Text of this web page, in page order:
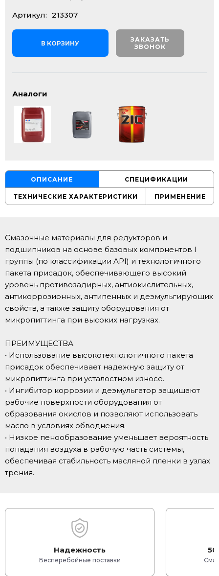
Артикул: 213307
В КОРЗИНУ
ЗАКАЗАТЬ
ЗВОНОК
Аналоги
ОПИСАНИЕ СПЕЦИФИКАЦИИ
ТЕХНИЧЕСКИЕ ХАРАКТЕРИСТИКИ ПРИМЕНЕНИЕ
Смазочные материалы для редукторов и
подшипников на основе базовых компонентов I
группы (по классификации API) и технологичного
пакета присадок, обеспечивающего высокий
уровень противозадирных, антиокислительных,
антикоррозионных, антипенных и деэмульгирующих
свойств, а также защиту оборудования от
микропиттинга при высоких нагрузках.
ПРЕИМУЩЕСТВА
• Использование высокотехнологичного пакета
присадок обеспечивает надежную защиту от
микропиттинга при усталостном износе.
• Ингибитор коррозии и деэмульгатор защищают
рабочие поверхности оборудования от
образования окислов и позволяют использовать
масло в условиях обводнения.
• Низкое пенообразование уменьшает вероятность
попадания воздуха в рабочую часть системы,
обеспечивая стабильность масляной пленки в узлах
трения.
Надежность
Бесперебойные поставки